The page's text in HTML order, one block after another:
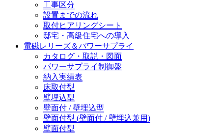
工事区分
設置までの流れ
取付ヒアリングシート
邸宅・高級住宅への導入
電磁レリーズ＆パワーサプライ
カタログ・取説・図面
パワーサプライ制御盤
納入実績表
床取付型
壁埋込型
壁面付 / 壁埋込型
壁面付型 (壁面付 / 壁埋込兼用)
壁面付型